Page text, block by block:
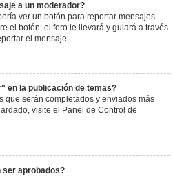
a un moderador?
ver un botón para reportar mensajes
el botón, el foro le llevará y guiará a través
el mensaje.
en la publicación de temas?
que serán completados y enviados más
visite el Panel de Control de
ser aprobados?